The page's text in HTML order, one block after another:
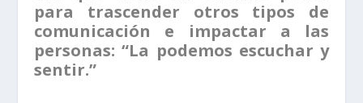
para trascender otros tipos de
comunicación e impactar a las
personas: “La podemos escuchar y
sentir.”